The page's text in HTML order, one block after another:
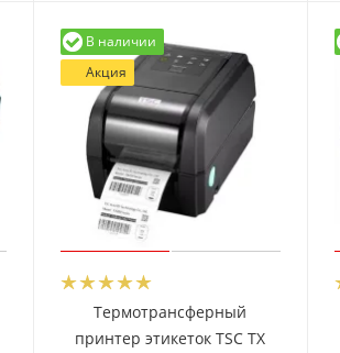
В наличии
Акция
Термотрансферный
принтер этикеток TSC TX